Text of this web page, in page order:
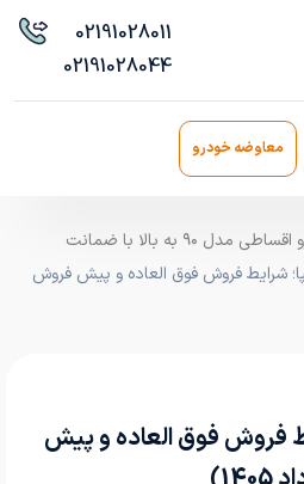
02191028011
02191028044
معاوضه خودرو
خودرو شاپ، خرید و فروش خودرو اقساطی مدل ۹۰ به بالا با ضمانت
شرایط فروش فوق العاده و پیش‌ فروش
فروش فوق العاده و پیش‌